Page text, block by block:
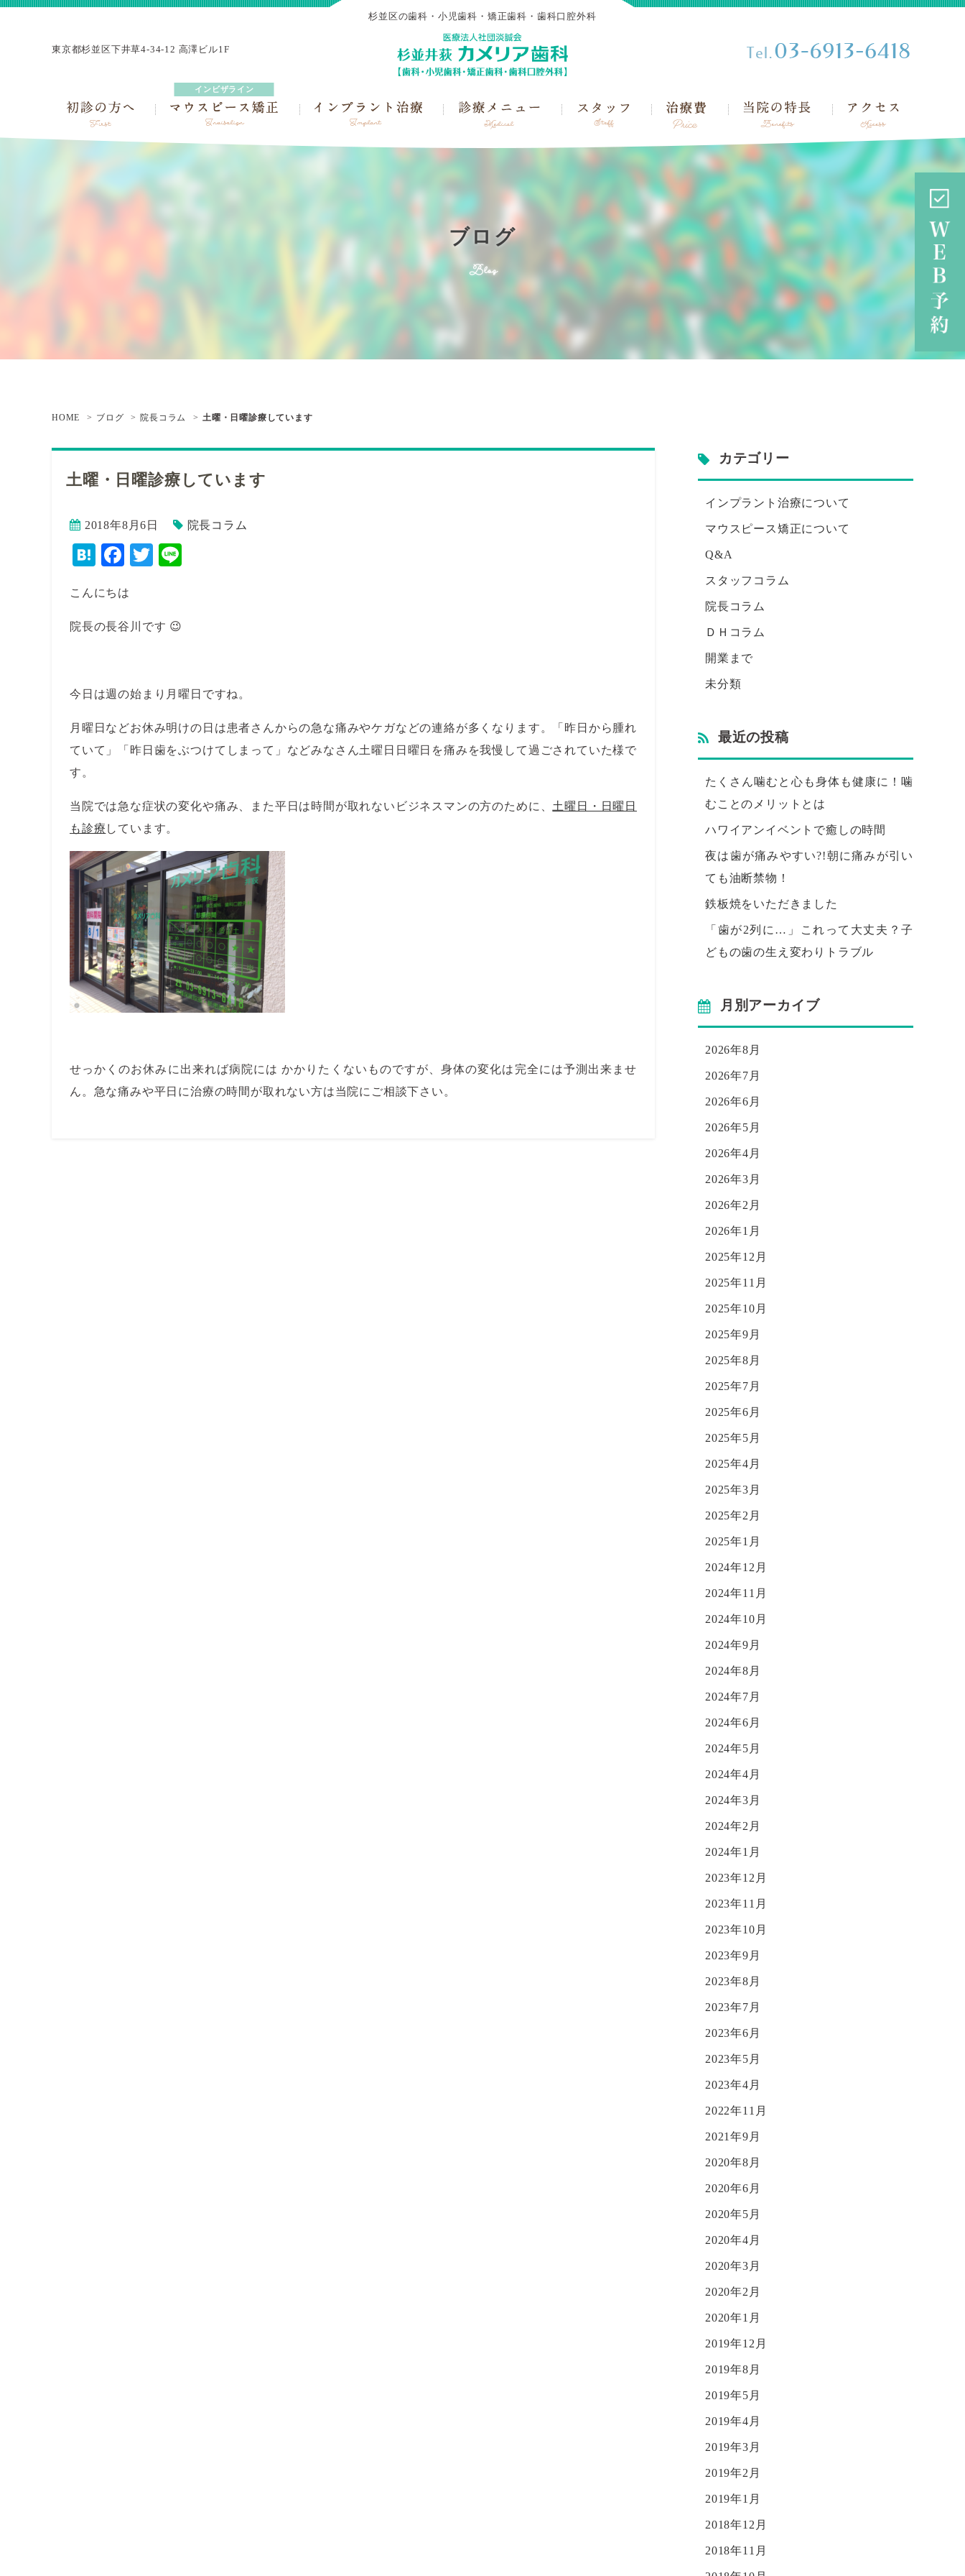
杉並区の歯科・小児歯科・矯正歯科・歯科口腔外科
東京都杉並区下井草4-34-12 高澤ビル1F
ブログ
Blog
HOME ブログ 院長コラム 土曜・日曜診療しています
土曜・日曜診療しています
2018年8月6日 院長コラム
HatenaFacebook
Twitter
こんにちは
院長の長谷川です 😉
今日は週の始まり月曜日ですね。
月曜日などお休み明けの日は患者さんからの急な痛みやケガなどの連絡が多くなります。「昨日から腫れ
ていて」「昨日歯をぶつけてしまって」などみなさん土曜日日曜日を痛みを我慢して過ごされていた様で
す。
当院では急な症状の変化や痛み、また平日は時間が取れないビジネスマンの方のために、 土曜日・日曜日
も診療 しています。
せっかくのお休みに出来れば病院には かかりたくないものですが、身体の変化は完全には予測出来ませ
ん。急な痛みや平日に治療の時間が取れない方は当院にご相談下さい。
カテゴリー
インプラント治療について
マウスピース矯正について
Q&A
スタッフコラム
院長コラム
ＤＨコラム
開業まで
未分類
最近の投稿
たくさん噛むと心も身体も健康に！噛
むことのメリットとは
ハワイアンイベントで癒しの時間
夜は歯が痛みやすい?!朝に痛みが引い
ても油断禁物！
鉄板焼をいただきました
「歯が2列に…」これって大丈夫？子
どもの歯の生え変わりトラブル
月別アーカイブ
2026年8月
2026年7月
2026年6月
2026年5月
2026年4月
2026年3月
2026年2月
2026年1月
2025年12月
2025年11月
2025年10月
2025年9月
2025年8月
2025年7月
2025年6月
2025年5月
2025年4月
2025年3月
2025年2月
2025年1月
2024年12月
2024年11月
2024年10月
2024年9月
2024年8月
2024年7月
2024年6月
2024年5月
2024年4月
2024年3月
2024年2月
2024年1月
2023年12月
2023年11月
2023年10月
2023年9月
2023年8月
2023年7月
2023年6月
2023年5月
2023年4月
2022年11月
2021年9月
2020年8月
2020年6月
2020年5月
2020年4月
2020年3月
2020年2月
2020年1月
2019年12月
2019年8月
2019年5月
2019年4月
2019年3月
2019年2月
2019年1月
2018年12月
2018年11月